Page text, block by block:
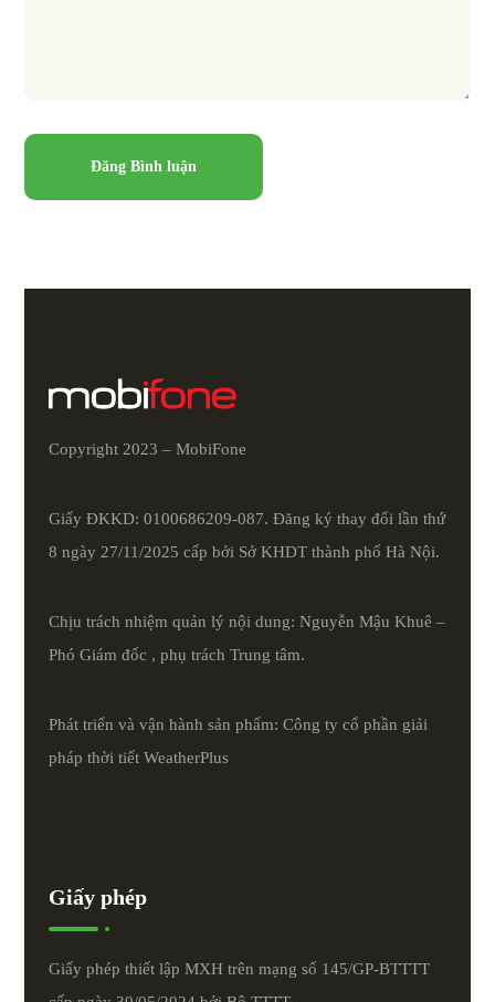
Copyright 2023 – MobiFone
Giấy ĐKKD: 0100686209-087. Đăng ký thay đổi lần thứ
8 ngày 27/11/2025 cấp bởi Sở KHDT thành phố Hà Nội.
Chịu trách nhiệm quản lý nội dung: Nguyễn Mậu Khuê –
Phó Giám đốc , phụ trách Trung tâm.
Phát triển và vận hành sản phẩm: Công ty cổ phần giải
pháp thời tiếtWeatherPlus
Giấy phép
Giấy phép thiết lập MXH trên mạng số 145/GP-BTTTT